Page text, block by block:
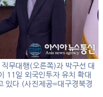
무대행(오른쪽)과 박구선 대
11일 외국인투자 유치 확대
있다.(사진제공=대구경북경